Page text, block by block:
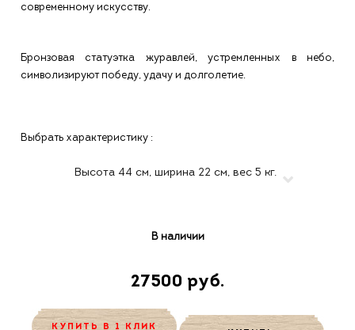
современному искусству.
Бронзовая статуэтка журавлей, устремленных в небо,
символизируют победу, удачу и долголетие.
Выбрать характеристику :
В наличии
27500 руб.
КУПИТЬ В 1 КЛИК